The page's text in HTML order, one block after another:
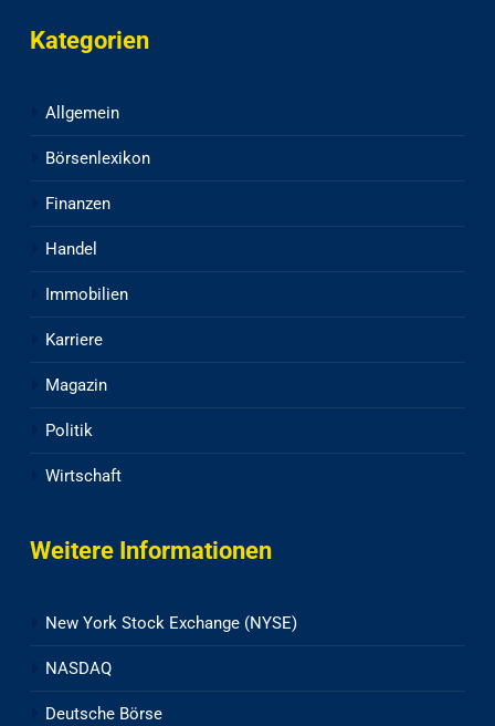
Kategorien
Allgemein
Börsenlexikon
Finanzen
Handel
Immobilien
Karriere
Magazin
Politik
Wirtschaft
Weitere Informationen
New York Stock Exchange (NYSE)
NASDAQ
Deutsche Börse